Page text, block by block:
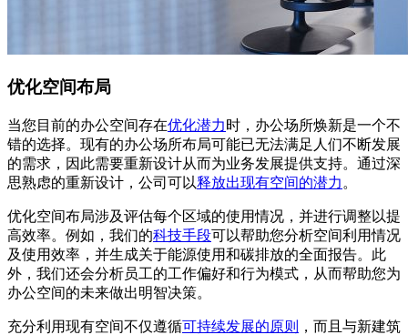
优化空间布局
当您目前的办公空间存在优化潜力时，办公场所焕新是一个不
错的选择。现有的办公场所布局可能已无法满足人们不断发展
的需求，因此需要重新设计从而为业务发展提供支持。通过深
思熟虑的重新设计，公司可以释放出现有空间的潜力 。
优化空间布局涉及评估每个区域的使用情况，并进行调整以提
高效率。例如，我们的科技手段可以帮助您分析空间利用情况
及使用效率，并生成关于能源使用和碳排放的全面报告。此
外，我们还会分析员工的工作偏好和行为模式，从而帮助您为
办公空间的未来做出明智决策。
充分利用现有空间不仅遵循可持续发展的原则
，而且与新建筑